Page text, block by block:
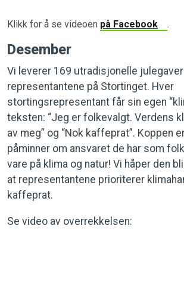
Klikk for å se videoen på Facebook .
Desember
Vi leverer 169 utradisjonelle julegaver
representantene på Stortinget. Hver
stortingsrepresentant får sin egen
teksten: “Jeg er folkevalgt. Verdens
av meg” og “Nok kaffeprat”. Koppen
påminner om ansvaret de har som
vare på klima og natur! Vi håper den
at representantene prioriterer
kaffeprat.
Se video av overrekkelsen: